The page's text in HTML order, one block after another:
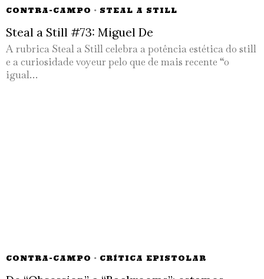
CONTRA-CAMPO · STEAL A STILL
Steal a Still #73: Miguel De
A rubrica Steal a Still celebra a potência estética do still
e a curiosidade voyeur pelo que de mais recente “o
igual…
CONTRA-CAMPO · CRÍTICA EPISTOLAR